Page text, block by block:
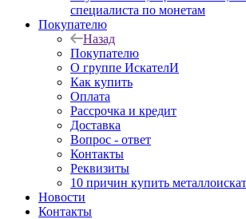
специалиста по монетам
Покупателю
Назад
Покупателю
О группе ИскателИ
Как купить
Оплата
Рассрочка и кредит
Доставка
Вопрос - ответ
Контакты
Реквизиты
10 причин купить
Новости
Контакты